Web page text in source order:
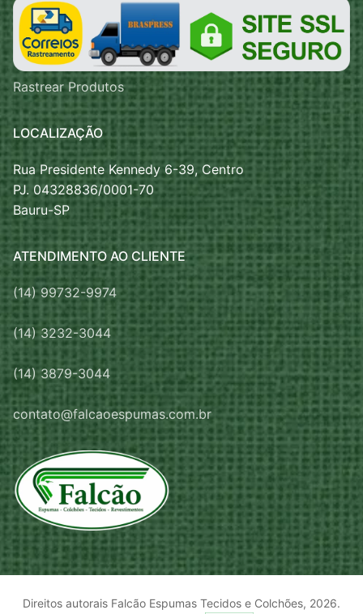
Rastrear Produtos
LOCALIZAÇÃO
Rua Presidente Kennedy 6-39, Centro
PJ. 04328836/0001-70
Bauru-SP
ATENDIMENTO AO CLIENTE
(14) 99732-9974
(14) 3232-3044
(14) 3879-3044
contato@falcaoespumas.com.br
Direitos autorais Falcão Espumas Tecidos e Colchões, 2026.